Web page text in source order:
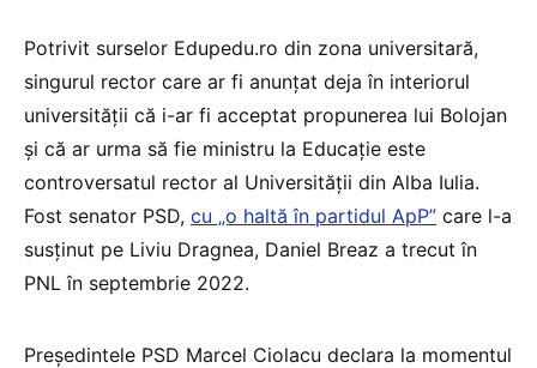
Potrivit surselor Edupedu.ro din zona universitară,
singurul rector care ar fi anunțat deja în interiorul
universității că i-ar fi acceptat propunerea lui Bolojan
și că ar urma să fie ministru la Educație este
controversatul rector al Universității din Alba Iulia.
Fost senator PSD, cu „o haltă în partidul ApP” care l-a
susținut pe Liviu Dragnea, Daniel Breaz a trecut în
PNL în septembrie 2022.
Președintele PSD Marcel Ciolacu declara la momentul